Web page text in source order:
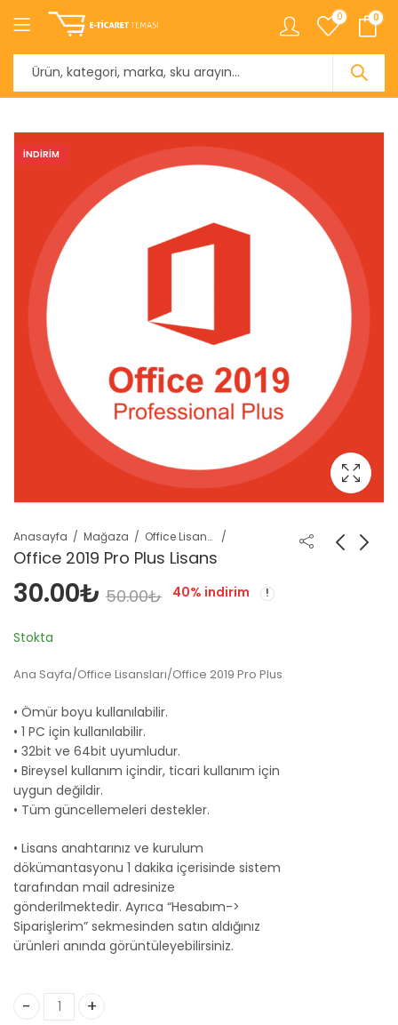
0 0
INDIRIM
Anasayfa Mağaza Office Lisansları
Office 2019 Pro Plus Lisans
30.00₺ 50.00₺ 40% indirim
Stokta
Ana Sayfa/Office Lisansları/Office 2019 Pro Plus
• Ömür boyu kullanılabilir.
• 1 PC için kullanılabilir.
• 32bit ve 64bit uyumludur.
• Bireysel kullanım içindir, ticari kullanım için
uygun değildir.
• Tüm güncellemeleri destekler.
• Lisans anahtarınız ve kurulum
dökümantasyonu 1 dakika içerisinde sistem
tarafından mail adresinize
gönderilmektedir. Ayrıca “Hesabım->
Siparişlerim” sekmesinden satın aldığınız
ürünleri anında görüntüleyebilirsiniz.
Office 2019 Pro Plus Lisans adet